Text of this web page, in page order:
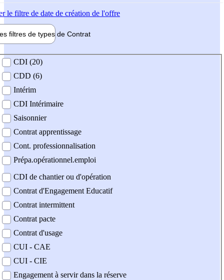
le filtre de date de création de l'offre
filtres de types de Contrat
contrat
CDI (20)
CDD (6)
Intérim
CDI Intérimaire
Saisonnier
Contrat apprentissage
Cont. professionnalisation
Prépa.opérationnel.emploi
CDI de chantier ou d'opération
Contrat d'Engagement Educatif
Contrat intermittent
Contrat pacte
Contrat d'usage
CUI - CAE
CUI - CIE
Engagement à servir dans la réserve